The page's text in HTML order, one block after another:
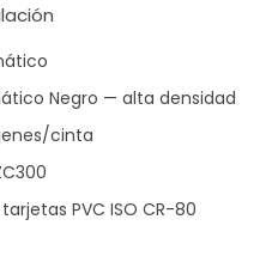
Negro — alta densidad
cinta
PVC ISO CR-80